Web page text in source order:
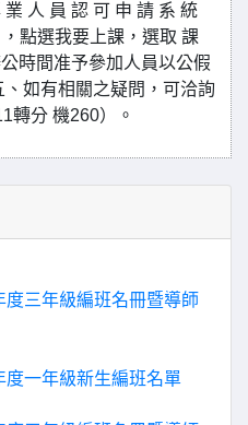
人 員 認 可 申 請 系 統
，點選我要上課，選取 課
時間准予參加人員以公假
如有相關之疑問，可洽詢
轉分 機260）。
三年級編班名冊暨導師
一年級新生編班名單